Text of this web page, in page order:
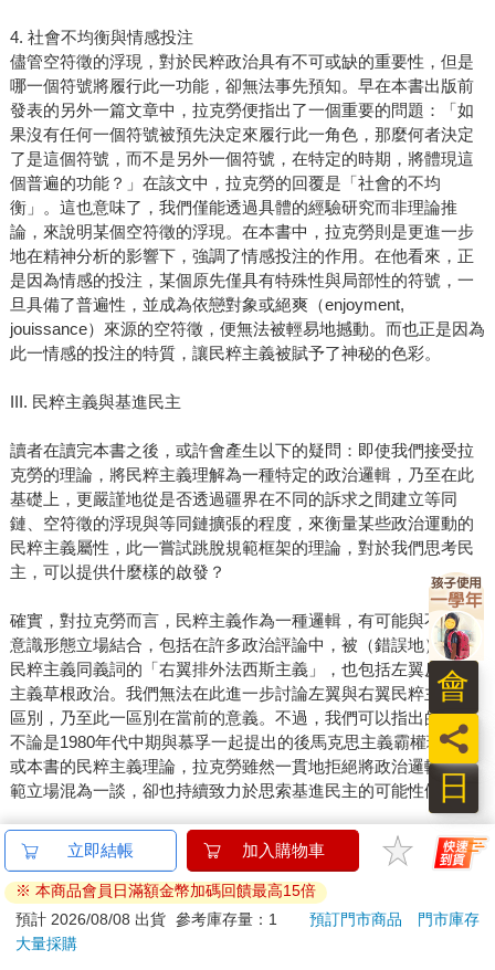
4. 社會不均衡與情感投注
儘管空符徵的浮現，對於民粹政治具有不可或缺的重要性，但是
哪一個符號將履行此一功能，卻無法事先預知。早在本書出版前
發表的另外一篇文章中，拉克勞便指出了一個重要的問題：「如
果沒有任何一個符號被預先決定來履行此一角色，那麼何者決定
了是這個符號，而不是另外一個符號，在特定的時期，將體現這
個普遍的功能？」在該文中，拉克勞的回覆是「社會的不均
衡」。這也意味了，我們僅能透過具體的經驗研究而非理論推
論，來說明某個空符徵的浮現。在本書中，拉克勞則是更進一步
地在精神分析的影響下，強調了情感投注的作用。在他看來，正
是因為情感的投注，某個原先僅具有特殊性與局部性的符號，一
旦具備了普遍性，並成為依戀對象或絕爽（enjoyment,
jouissance）來源的空符徵，便無法被輕易地撼動。而也正是因為
此一情感的投注的特質，讓民粹主義被賦予了神秘的色彩。
III. 民粹主義與基進民主
讀者在讀完本書之後，或許會產生以下的疑問：即使我們接受拉
克勞的理論，將民粹主義理解為一種特定的政治邏輯，乃至在此
基礎上，更嚴謹地從是否透過疆界在不同的訴求之間建立等同
鏈、空符徵的浮現與等同鏈擴張的程度，來衡量某些政治運動的
民粹主義屬性，此一嘗試跳脫規範框架的理論，對於我們思考民
主，可以提供什麼樣的啟發？
確實，對拉克勞而言，民粹主義作為一種邏輯，有可能與不同的
意識形態立場結合，包括在許多政治評論中，被（錯誤地）當成
民粹主義同義詞的「右翼排外法西斯主義」，也包括左翼反資本
主義草根政治。我們無法在此進一步討論左翼與右翼民粹主義的
區別，乃至此一區別在當前的意義。不過，我們可以指出的是，
不論是1980年代中期與慕孚一起提出的後馬克思主義霸權理論，
或本書的民粹主義理論，拉克勞雖然一貫地拒絕將政治邏輯與規
範立場混為一談，卻也持續致力於思索基進民主的可能性條件。
如果畫出疆界、建立等同鏈與空符徵的浮現，是民粹主義的關
鍵，那麼拉克勞理論中的另外一個重要的概念「浮動符徵」
（floating signifier），亦即，可以與不同乃至對立的內容連結的符
徵，即是拉克勞為我們思考民粹主義與民主兩者之間的關係，所
提供的重要提示。對其而言，等同鏈是等同邏輯與差異邏輯持續
日
員
會